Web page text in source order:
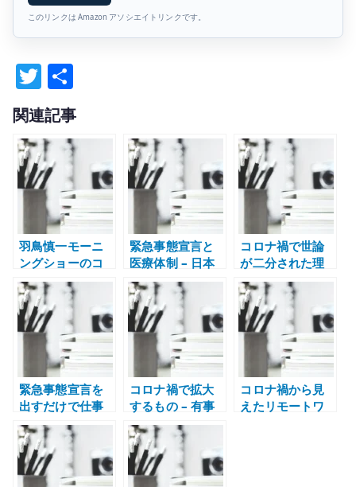
このリンクは Amazon アソシエイトリンクです。
T
w
it
te
r
有
関連記事
羽鳥慎一モーニ
ングショーのコ
ロナ報道への疑
問 – 不安を煽る
報道と説明責任
緊急事態宣言と
医療体制 – 日本
医師会への違和
感を整理する
コロナ禍で世論
が二分された理
由 – 生活保障と
感染リスクの非
対称性
緊急事態宣言を
出すだけで仕事
をしたことにな
るのか – 感染対
策と政治責任を
分けて考える
コロナ禍で拡大
するもの – 有事
に伸びる仕組み
と社会の偏り
コロナ禍から見
えたリモートワ